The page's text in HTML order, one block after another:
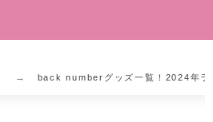
back numberグッズ一覧！2024年ラ